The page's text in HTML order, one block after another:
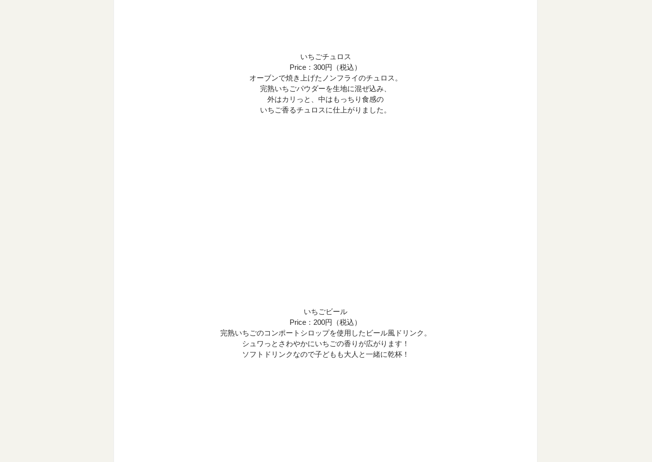
いちごチュロス
Price：300円（税込）
オーブンで焼き上げたノンフライのチュロス。
完熟いちごパウダーを生地に混ぜ込み、
外はカリっと、中はもっちり食感の
いちご香るチュロスに仕上がりました。
いちごビール
Price：200円（税込）
完熟いちごのコンポートシロップを使用したビール風ドリンク。
シュワっとさわやかにいちごの香りが広がります！
ソフトドリンクなので子どもも大人と一緒に乾杯！